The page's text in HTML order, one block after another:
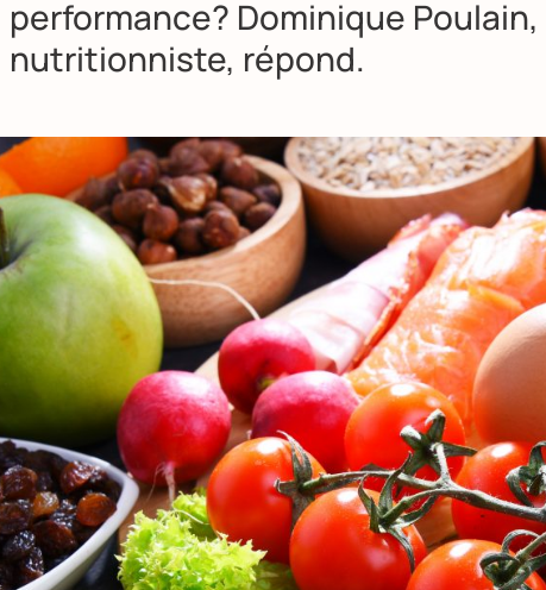
performance? Dominique
nutritionniste, répond.